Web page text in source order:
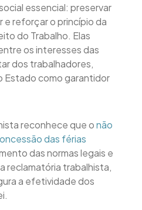
essencial: preservar
e reforçar o princípio da
do Trabalho. Elas
os interesses das
dos trabalhadores,
Estado como garantidor
reconhece que onão
das férias
das normas legais e
reclamatória trabalhista,
a efetividade dos